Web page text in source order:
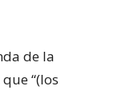
de la
“(los